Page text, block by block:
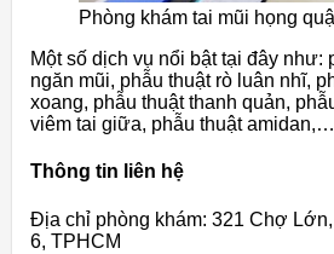
Phòng khám tai mũi họng
Một số dịch vụ nổi bật tại đây như:
ngăn mũi, phẫu thuật rò luân nhĩ,
xoang, phẫu thuật thanh quản,
viêm tai giữa, phẫu thuật amidan,…
Thông tin liên hệ
Địa chỉ phòng khám: 321 Chợ
6, TPHCM